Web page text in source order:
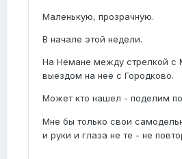
Маленькую, прозрачную.
В начале этой недели.
На Немане между стрелкой с
выездом на неё с Городково.
Может кто нашел - поделим
Мне бы только свои
и руки и глаза не те - не